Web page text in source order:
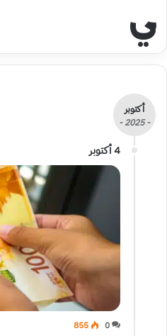
ي
أكتوبر
- 2025 -
4 أكتوبر
0
855